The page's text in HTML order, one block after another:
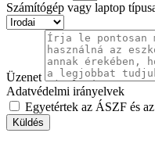
Számítógép vagy laptop
Üzenet
Adatvédelmi irányelvek
Egyetértek az ÁSZF és
Küldés